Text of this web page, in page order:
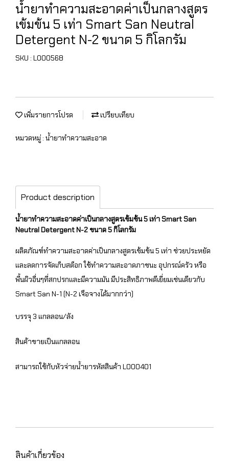
น้ำยาทำความสะอาดค่าเป็นกลางสูตร
เข้มข้น 5 เท่า Smart San Neutral
Detergent N-2 ขนาด 5 กิโลกรัม
SKU : L000568
เพิ่มรายการโปรด เปรียบเทียบ
หมวดหมู่ : น้ำยาทำความสะอาด
Product description
น้ำยาทำความสะอาดค่าเป็นกลางสูตรเข้มข้น 5 เท่า Smart San
Neutral Detergent N-2 ขนาด 5 กิโลกรัม
ผลิตภัณฑ์ทำความสะอาดค่าเป็นกลางสูตรเข้มข้น 5 เท่า ช่วยประหยัด
และลดการจัดเก็บสต็อก ใช้ทำความสะอาดภาชนะ อุปกรณ์ครัว หรือ
พื้นผิวอื่นๆที่สกปรกและมีความมัน มีประสิทธิภาพดีเยี่ยมเช่นเดียวกับ
Smart San N-1 (N-2 เจือจางได้มากกว่า)
บรรจุ 3 แกลลอน/ลัง
สินค้าขายเป็นแกลลอน
สามารถใช้กับหัวจ่ายน้ำยารหัสสินค้า L000401
สินค้าเกี่ยวข้อง